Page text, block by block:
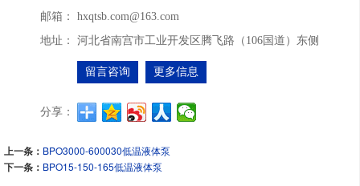
邮箱：
hxqtsb.com@163.com
地址：
河北省南宫市工业开发区腾飞路（106国道）东侧
留言咨询 更多信息
分享：
上一条： BPO3000-600030低温液体泵
下一条： BPO15-150-165低温液体泵